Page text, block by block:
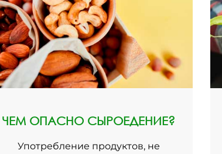
ЧЕМ ОПАСНО СЫРОЕДЕНИЕ?
Употребление продуктов, не